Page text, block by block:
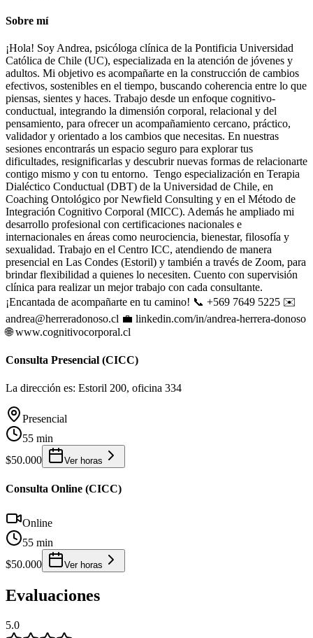
Sobre mí
¡Hola! Soy Andrea, psicóloga clínica de la Pontificia Universidad
Católica de Chile (UC), especializada en la atención de jóvenes y
adultos. Mi objetivo es acompañarte en la construcción de cambios
efectivos, sostenibles en el tiempo, buscando coherencia entre lo que
piensas, sientes y haces. Trabajo desde un enfoque cognitivo-
conductual, integrando la dimensión corporal, relacional y del
pensamiento, para ofrecer un acompañamiento cercano, práctico,
validador y orientado a los cambios que necesitas. En nuestras
sesiones encontrarás un espacio seguro para explorar tus
dificultades, resignificarlas y descubrir nuevas formas de relacionarte
contigo mismo y con tu entorno. Tengo especialización en Terapia
Dialéctico Conductual (DBT) de la Universidad de Chile, en
Coaching Ontológico por Newfield Consulting y en el Método de
Integración Cognitivo Corporal (MICC). Además he ampliado mi
desarrollo profesional con certificaciones nacionales e
internacionales en áreas como neurociencia, bienestar, filosofía y
sexualidad. Trabajo en el Centro ICC, atendiendo de manera
presencial en Las Condes (Estoril) y también a través de Zoom, para
brindar flexibilidad a quienes lo necesiten. Cuento con supervisión
clínica para realizar un mejor trabajo con cada consultante.
¡Encantada de acompañarte en tu camino! 📞 +569 7649 5225 ✉️
andrea@herreradonoso.cl 💼 linkedin.com/in/andrea-herrera-donoso
🌐 www.cognitivocorporal.cl
Consulta Presencial (CICC)
La dirección es: Estoril 200, oficina 334
Presencial
55 min
$50.000
Ver horas
Consulta Online (CICC)
Online
55 min
$50.000
Ver horas
Evaluaciones
5.0